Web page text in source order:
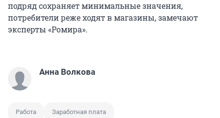
подряд сохраняет минимальные значения,
потребители реже ходят в магазины, замечают
эксперты «Ромира».
Анна Волкова
Работа Заработная плата